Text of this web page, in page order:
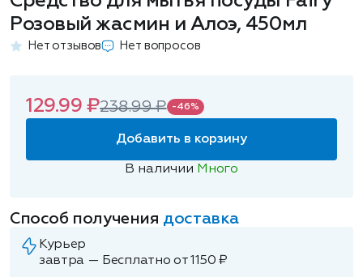
Розовый жасмин и Алоэ, 450мл
Нет отзывов Нет вопросов
129.99 ₽238.99 ₽ -46%
Добавить в корзину
В наличии Много
Способ получения доставка
Курьер
завтра — Бесплатно от 1150 ₽